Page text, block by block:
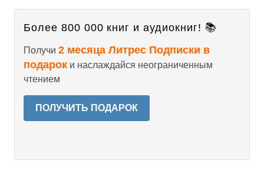
Более 800 000 книг и аудиокниг! 📚
Получи 2 месяца Литрес Подписки в
подарок и наслаждайся неограниченным
чтением
ПОЛУЧИТЬ ПОДАРОК